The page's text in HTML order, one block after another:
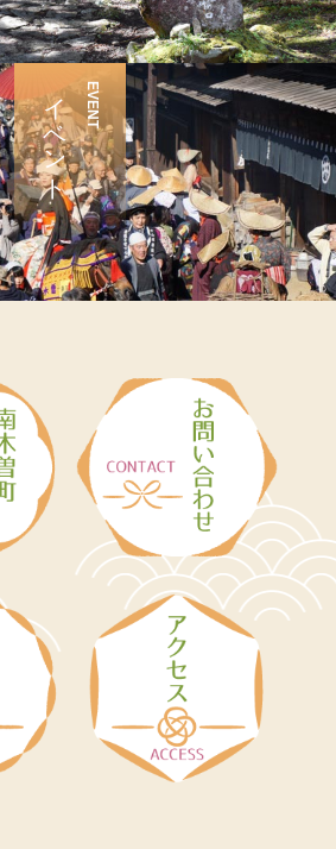
EVENT
イベント